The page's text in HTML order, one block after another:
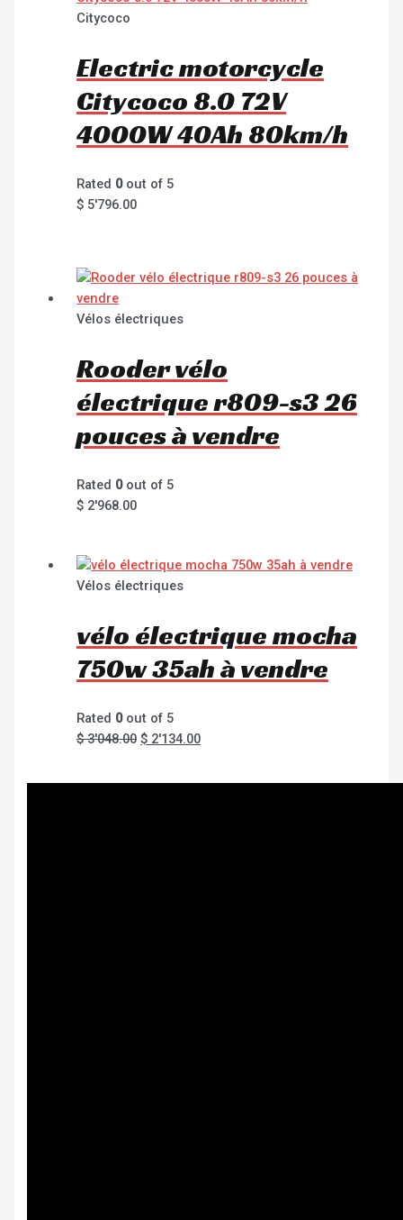
Citycoco
Electric motorcycle
Citycoco 8.0 72V
4000W 40Ah 80km/h
Rated 0out of 5
$ 5'796.00
Vélos électriques
Rooder vélo
électrique r809-s3 26
pouces à vendre
Rated 0out of 5
$ 2'968.00
Vélos électriques
vélo électrique mocha
750w 35ah à vendre
Rated 0out of 5
$3'048.00 $ 2'134.00